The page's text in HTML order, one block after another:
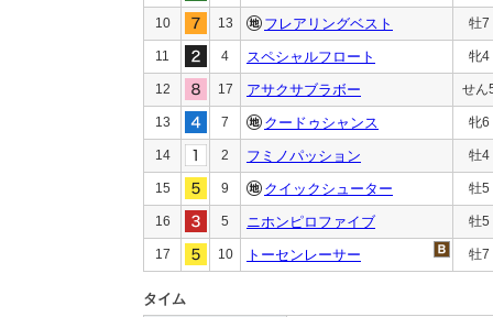
10 13 フレアリングベスト 牡7
11 4 スペシャルフロート 牝4
12 17 アサクサブラボー せん
13 7 クードゥシャンス 牝6
14 2 フミノパッション 牡4
15 9 クイックシューター 牡5
16 5 ニホンピロファイブ 牡5
17 10 トーセンレーサー 牡7
タイム